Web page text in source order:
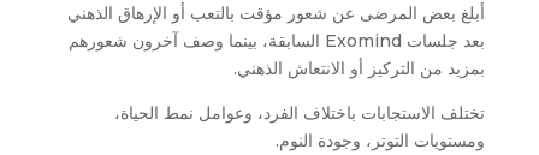
أبلغ بعض المرضى عن شعور مؤقت بالتعب أو الإرهاق الذهني
بعد جلسات Exomind السابقة، بينما وصف آخرون شعورهم
بمزيد من التركيز أو الانتعاش الذهني.
تختلف الاستجابات باختلاف الفرد، وعوامل نمط الحياة،
ومستويات التوتر، وجودة النوم.